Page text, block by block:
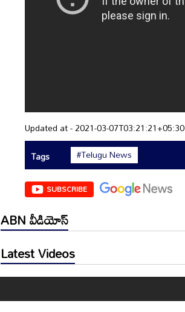
Updated at - 2021-03-07T03:21:21+05:30
Tags
#Telugu News
SUBSCRIBE
ABN వీడియోస్
Latest Videos